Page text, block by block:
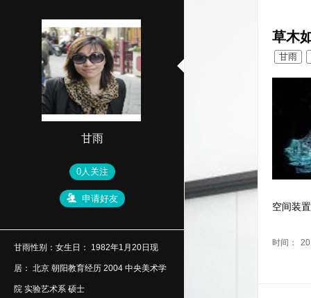
甘雨
0人关注
申请好友
甘雨性别：女生日： 1982年1月20日现
居： 北京 朝阳教育经历 2004 中央美术学
院 实验艺术系 硕士
草木
甘雨
空间装置
时间：